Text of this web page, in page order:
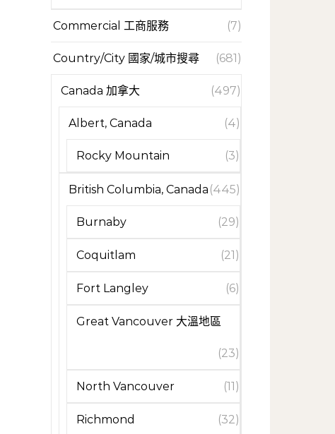
Commercial 工商服務 (7)
Country/City 國家/城市搜尋 (681)
Canada 加拿大 (497)
Albert, Canada (4)
Rocky Mountain (3)
British Columbia, Canada (445)
Burnaby (29)
Coquitlam (21)
Fort Langley (6)
Great Vancouver 大溫地區
(23)
North Vancouver (11)
Richmond (32)